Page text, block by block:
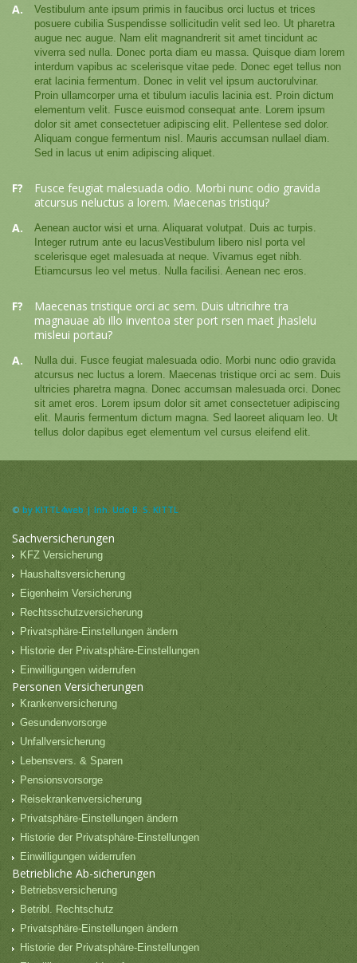
A.
Vestibulum ante ipsum primis in faucibus orci luctus et trices
posuere cubilia Suspendisse sollicitudin velit sed leo. Ut pharetra
augue nec augue. Nam elit magnandrerit sit amet tincidunt ac
viverra sed nulla. Donec porta diam eu massa. Quisque diam lorem
interdum vapibus ac scelerisque vitae pede. Donec eget tellus non
erat lacinia fermentum. Donec in velit vel ipsum auctorulvinar.
Proin ullamcorper urna et tibulum iaculis lacinia est. Proin dictum
elementum velit. Fusce euismod consequat ante. Lorem ipsum
dolor sit amet consectetuer adipiscing elit. Pellentese sed dolor.
Aliquam congue fermentum nisl. Mauris accumsan nullael diam.
Sed in lacus ut enim adipiscing aliquet.
F?
Fusce feugiat malesuada odio. Morbi nunc odio gravida
atcursus neluctus a lorem. Maecenas tristiqu?
A.
Aenean auctor wisi et urna. Aliquarat volutpat. Duis ac turpis.
Integer rutrum ante eu lacusVestibulum libero nisl porta vel
scelerisque eget malesuada at neque. Vivamus eget nibh.
Etiamcursus leo vel metus. Nulla facilisi. Aenean nec eros.
F?
Maecenas tristique orci ac sem. Duis ultricihre tra
magnauae ab illo inventoa ster port rsen maet jhaslelu
misleui portau?
A.
Nulla dui. Fusce feugiat malesuada odio. Morbi nunc odio gravida
atcursus nec luctus a lorem. Maecenas tristique orci ac sem. Duis
ultricies pharetra magna. Donec accumsan malesuada orci. Donec
sit amet eros. Lorem ipsum dolor sit amet consectetuer adipiscing
elit. Mauris fermentum dictum magna. Sed laoreet aliquam leo. Ut
tellus dolor dapibus eget elementum vel cursus eleifend elit.
© by KITTL4web | Inh. Udo B. S. KITTL
Sachversicherungen
KFZ Versicherung
Haushaltsversicherung
Eigenheim Versicherung
Rechtsschutzversicherung
Privatsphäre-Einstellungen ändern
Historie der Privatsphäre-Einstellungen
Einwilligungen widerrufen
Personen Versicherungen
Krankenversicherung
Gesundenvorsorge
Unfallversicherung
Lebensvers. & Sparen
Pensionsvorsorge
Reisekrankenversicherung
Privatsphäre-Einstellungen ändern
Historie der Privatsphäre-Einstellungen
Einwilligungen widerrufen
Betriebliche Ab-sicherungen
Betriebsversicherung
Betribl. Rechtschutz
Privatsphäre-Einstellungen ändern
Historie der Privatsphäre-Einstellungen